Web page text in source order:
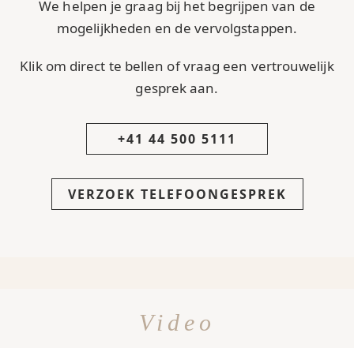
We helpen je graag bij het begrijpen van de
mogelijkheden en de vervolgstappen.
Klik om direct te bellen of vraag een vertrouwelijk
gesprek aan.
+41 44 500 5111
VERZOEK TELEFOONGESPREK
Video